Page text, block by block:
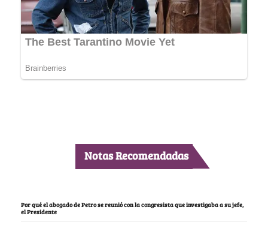
Notas Recomendadas
Por qué el abogado de Petro se reunió con la congresista que investigaba a su jefe,
el Presidente